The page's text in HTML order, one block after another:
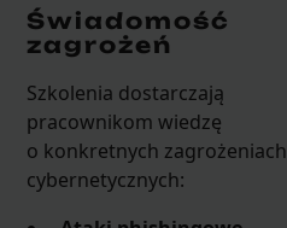
Świadomość
zagrożeń
Szkolenia dostarczają
pracownikom wiedzę
o konkretnych zagrożeniach
cybernetycznych: